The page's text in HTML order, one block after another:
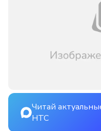
Читай
НТС